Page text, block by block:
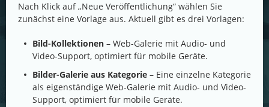
Nach Klick auf „Neue Veröffentlichung“ wählen Sie
zunächst eine Vorlage aus. Aktuell gibt es drei Vorlagen:
Bild-Kollektionen – Web-Galerie mit Audio- und
Video-Support, optimiert für mobile Geräte.
Bilder-Galerie aus Kategorie – Eine einzelne Kategorie
als eigenständige Web-Galerie mit Audio- und Video-
Support, optimiert für mobile Geräte.